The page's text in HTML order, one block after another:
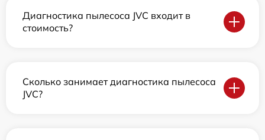
Диагностика пылесоса JVC входит в
стоимость?
Сколько занимает диагностика пылесоса
JVC?